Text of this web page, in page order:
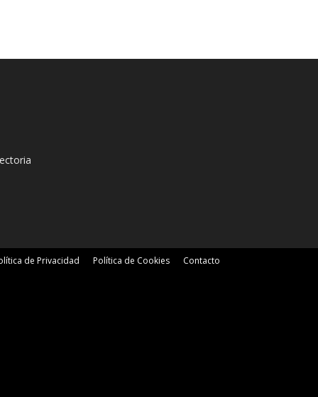
de Privacidad Política de Cookies Contacto